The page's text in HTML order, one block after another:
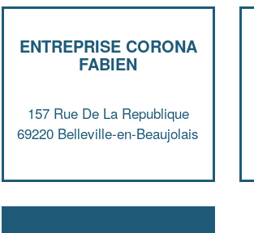
ENTREPRISE CORONA
FABIEN
157 Rue De La Republique
69220 Belleville-en-Beaujolais